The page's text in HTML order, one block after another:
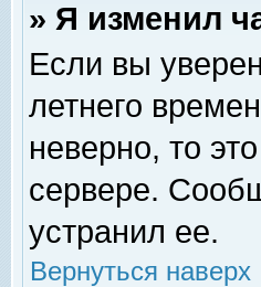
» Я изменил
Если вы
летнего
неверно, то
сервере.
устранил ее.
Вернуться наверх